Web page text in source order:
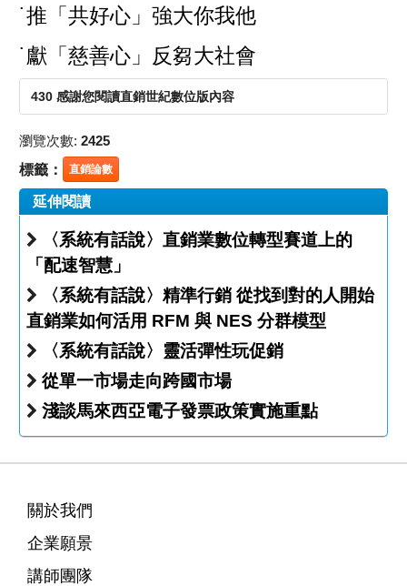
˙推「共好心」強大你我他
˙獻「慈善心」反芻大社會
430 感謝您閱讀直銷世紀數位版內容
瀏覽次數: 2425
標籤： 直銷論數
延伸閱讀
〈系統有話說〉直銷業數位轉型賽道上的
「配速智慧」
〈系統有話說〉精準行銷 從找到對的人開始
直銷業如何活用 RFM 與 NES 分群模型
〈系統有話說〉靈活彈性玩促銷
從單一市場走向跨國市場
淺談馬來西亞電子發票政策實施重點
關於我們
企業願景
講師團隊